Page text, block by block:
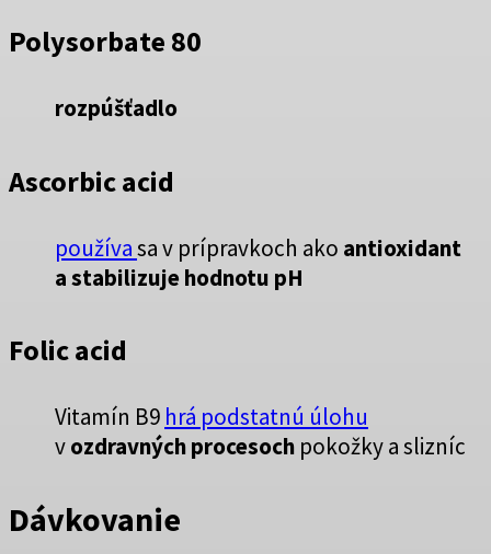
Polysorbate 80
rozpúšťadlo
Ascorbic acid
používasa v prípravkoch ako antioxidant
a stabilizuje hodnotu pH
Folic acid
Vitamín B9 hrá podstatnú úlohu
vozdravných procesoch pokožky a slizníc
Dávkovanie